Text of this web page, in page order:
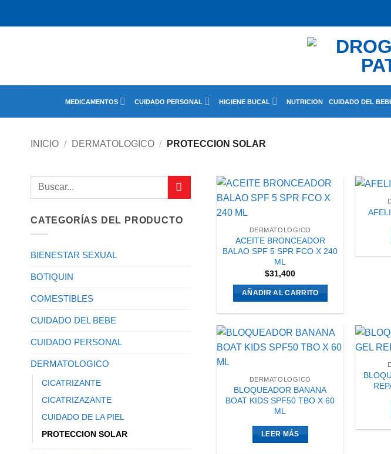
MEDICAMENTOS CUIDADO PERSONAL HIGIENE BUCAL NUTRICION CUIDADO DEL
INICIO / DERMATOLOGICO / PROTECCION SOLAR
Buscar
CATEGORÍAS DEL PRODUCTO
BIENESTAR SEXUAL
BOTIQUIN
COMESTIBLES
CUIDADO DEL BEBE
CUIDADO PERSONAL
DERMATOLOGICO
CICATRIZANTE
CICATRIZAZANTE
CUIDADO DE LA PIEL
PROTECCION SOLAR
DERMATOLOGICO
ACEITE BRONCEADOR
BALAO SPF 5 SPR FCO X 240
ML
$31,400
AÑADIR AL CARRITO
DERMATOLOGICO
BLOQUEADOR BANANA
BOAT KIDS SPF50 TBO X 60
ML
LEER MÁS